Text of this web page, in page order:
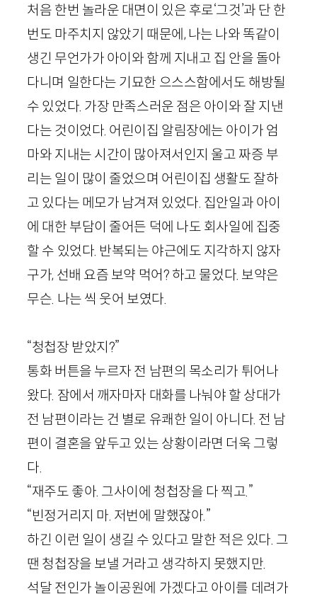
처음 한번 놀라운 대면이 있은 후로‘그것’과 단 한
번도 마주치지 않았기 때문에, 나는 나와 똑같이
생긴 무언가가 아이와 함께 지내고 집 안을 돌아
다니며 일한다는 기묘한 으스스함에서도 해방될
수 있었다. 가장 만족스러운 점은 아이와 잘 지낸
다는 것이었다. 어린이집 알림장에는 아이가 엄
마와 지내는 시간이 많아져서인지 울고 짜증 부
리는 일이 많이 줄었으며 어린이집 생활도 잘하
고 있다는 메모가 남겨져 있었다. 집안일과 아이
에 대한 부담이 줄어든 덕에 나도 회사일에 집중
할 수 있었다. 반복되는 야근에도 지각하지 않자
구가, 선배 요즘 보약 먹어? 하고 물었다. 보약은
무슨. 나는 씩 웃어 보였다.
“청첩장 받았지?”
통화 버튼을 누르자 전 남편의 목소리가 튀어나
왔다. 잠에서 깨자마자 대화를 나눠야 할 상대가
전 남편이라는 건 별로 유쾌한 일이 아니다. 전 남
편이 결혼을 앞두고 있는 상황이라면 더욱 그렇
다.
“재주도 좋아. 그사이에 청첩장을 다 찍고.”
“빈정거리지 마. 저번에 말했잖아.”
하긴 이런 일이 생길 수 있다고 말한 적은 있다. 그
땐 청첩장을 보낼 거라고 생각하지 못했지만.
석달 전인가 놀이공원에 가겠다고 아이를 데려가